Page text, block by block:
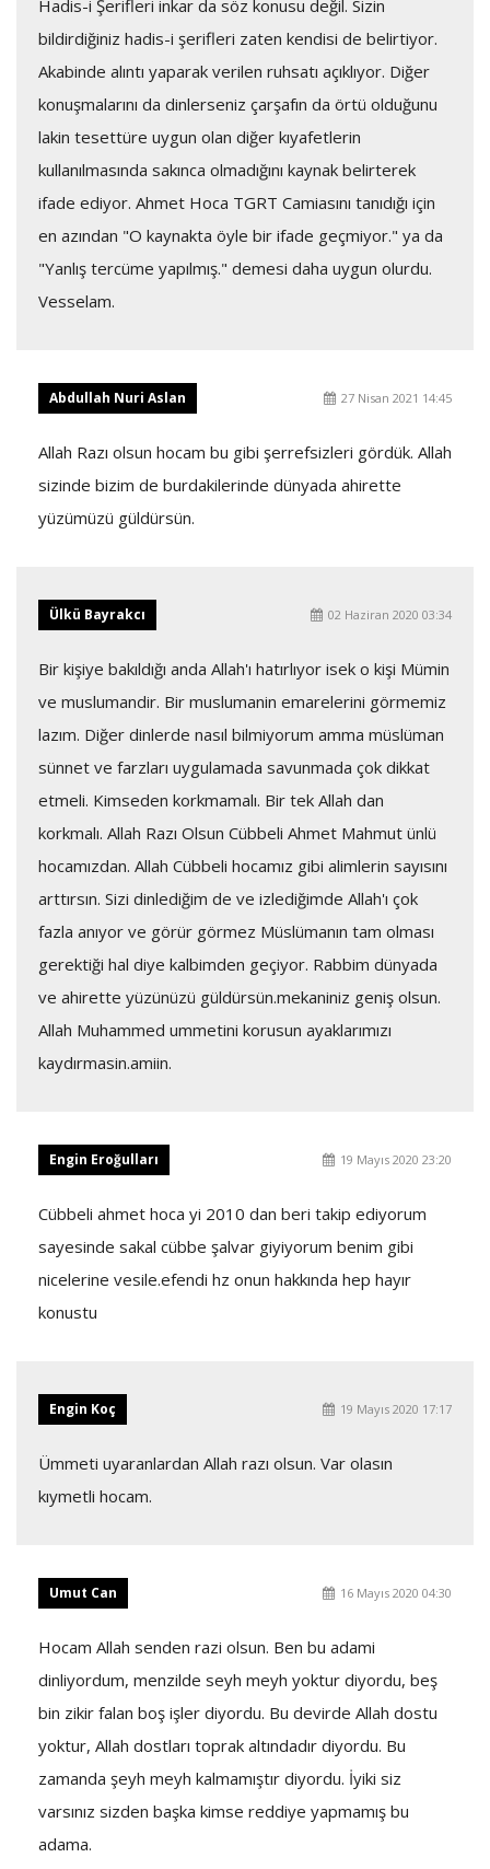
Hadis-i Şerifleri inkar da söz konusu değil. Sizin
bildirdiğiniz hadis-i şerifleri zaten kendisi de belirtiyor.
Akabinde alıntı yaparak verilen ruhsatı açıklıyor. Diğer
konuşmalarını da dinlerseniz çarşafın da örtü olduğunu
lakin tesettüre uygun olan diğer kıyafetlerin
kullanılmasında sakınca olmadığını kaynak belirterek
ifade ediyor. Ahmet Hoca TGRT Camiasını tanıdığı için
en azından "O kaynakta öyle bir ifade geçmiyor." ya da
"Yanlış tercüme yapılmış." demesi daha uygun olurdu.
Vesselam.
Abdullah Nuri Aslan 27 Nisan 2021 14:45
Allah Razı olsun hocam bu gibi şerrefsizleri gördük. Allah
sizinde bizim de burdakilerinde dünyada ahirette
yüzümüzü güldürsün.
Ülkü Bayrakcı 02 Haziran 2020 03:34
Bir kişiye bakıldığı anda Allah'ı hatırlıyor isek o kişi Mümin
ve muslumandir. Bir muslumanin emarelerini görmemiz
lazım. Diğer dinlerde nasıl bilmiyorum amma müslüman
sünnet ve farzları uygulamada savunmada çok dikkat
etmeli. Kimseden korkmamalı. Bir tek Allah dan
korkmalı. Allah Razı Olsun Cübbeli Ahmet Mahmut ünlü
hocamızdan. Allah Cübbeli hocamız gibi alimlerin sayısını
arttırsın. Sizi dinlediğim de ve izlediğimde Allah'ı çok
fazla anıyor ve görür görmez Müslümanın tam olması
gerektiği hal diye kalbimden geçiyor. Rabbim dünyada
ve ahirette yüzünüzü güldürsün.mekaniniz geniş olsun.
Allah Muhammed ummetini korusun ayaklarımızı
kaydırmasin.amiin.
Engin Eroğulları 19 Mayıs 2020 23:20
Cübbeli ahmet hoca yi 2010 dan beri takip ediyorum
sayesinde sakal cübbe şalvar giyiyorum benim gibi
nicelerine vesile.efendi hz onun hakkında hep hayır
konustu
Engin Koç 19 Mayıs 2020 17:17
Ümmeti uyaranlardan Allah razı olsun. Var olasın
kıymetli hocam.
Umut Can 16 Mayıs 2020 04:30
Hocam Allah senden razi olsun. Ben bu adami
dinliyordum, menzilde seyh meyh yoktur diyordu, beş
bin zikir falan boş işler diyordu. Bu devirde Allah dostu
yoktur, Allah dostları toprak altındadır diyordu. Bu
zamanda şeyh meyh kalmamıştır diyordu. İyiki siz
varsınız sizden başka kimse reddiye yapmamış bu
adama.